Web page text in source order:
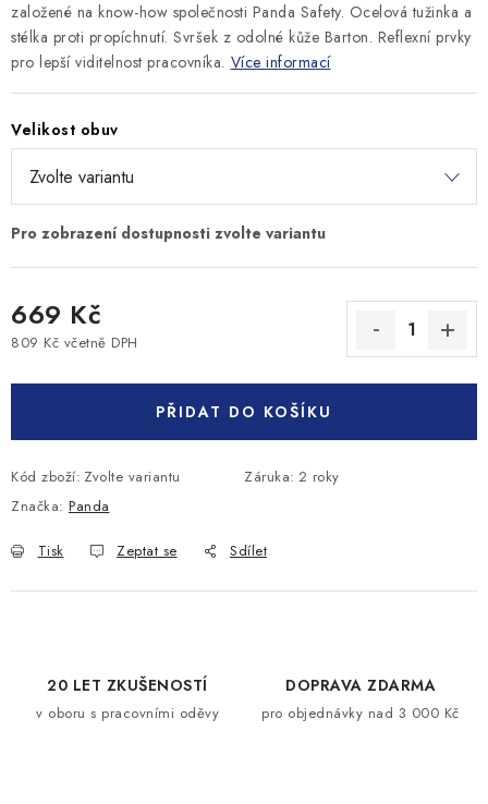
založené na know-how společnosti Panda Safety. Ocelová tužinka a
stélka proti propíchnutí. Svršek z odolné kůže Barton. Reflexní prvky
pro lepší viditelnost pracovníka. Více informací
Velikost obuv
669 Kč
809 Kč včetně DPH
PŘIDAT DO KOŠÍKU
Kód zboží: Zvolte variantu Záruka: 2 roky
Značka: Panda
Tisk Zeptat se Sdílet
20 LET ZKUŠENOSTÍ
v oboru s pracovními oděvy
DOPRAVA ZDARMA
pro objednávky nad 3 000 Kč